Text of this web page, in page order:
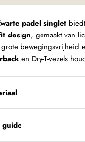
padel singlet
design, gemaakt van
bewegingsvrijheid
en Dry-T-vezels
guide